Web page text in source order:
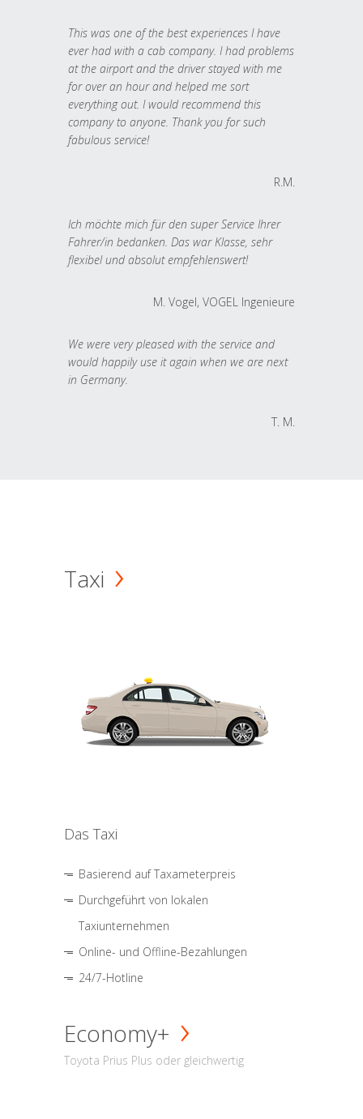
This was one of the best experiences I have
ever had with a cab company. I had problems
at the airport and the driver stayed with me
for over an hour and helped me sort
everything out. I would recommend this
company to anyone. Thank you for such
fabulous service!
R.M.
Ich möchte mich für den super Service Ihrer
Fahrer/in bedanken. Das war Klasse, sehr
flexibel und absolut empfehlenswert!
M. Vogel, VOGEL Ingenieure
We were very pleased with the service and
would happily use it again when we are next
in Germany.
T. M.
Taxi
Das Taxi
Basierend auf Taxameterpreis
Durchgeführt von lokalen
Taxiunternehmen
Online- und Offline-Bezahlungen
24/7-Hotline
Economy+
Toyota Prius Plus oder gleichwertig